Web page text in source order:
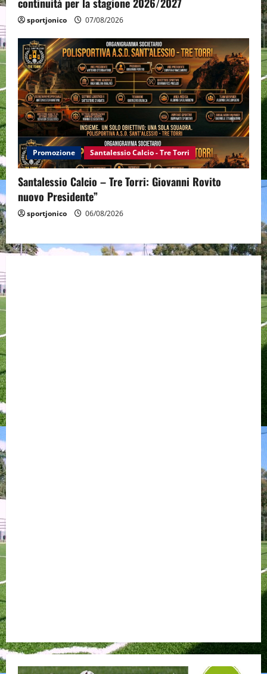
continuità per la stagione 2026/2027
sportjonico 07/08/2026
Promozione Santalessio Calcio - Tre Torri
Santalessio Calcio – Tre Torri: Giovanni Rovito
nuovo Presidente”
sportjonico 06/08/2026